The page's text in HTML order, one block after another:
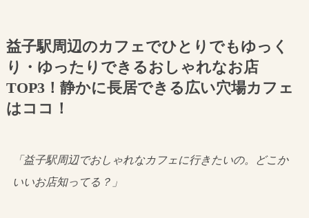
益子駅周辺のカフェでひとりでもゆっく
り・ゆったりできるおしゃれなお店
TOP3！静かに長居できる広い穴場カフェ
はココ！
「益子駅周辺でおしゃれなカフェに行きたいの。どこか
いいお店知ってる？」